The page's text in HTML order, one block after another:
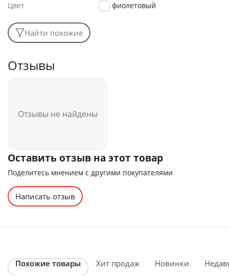
Цвет
фиолетовый
Найти похожие
Отзывы
Отзывы не найдены
Оставить отзыв на этот товар
Поделитесь мнением с другими покупателями
Написать отзыв
Похожие товары Хит продаж Новинки